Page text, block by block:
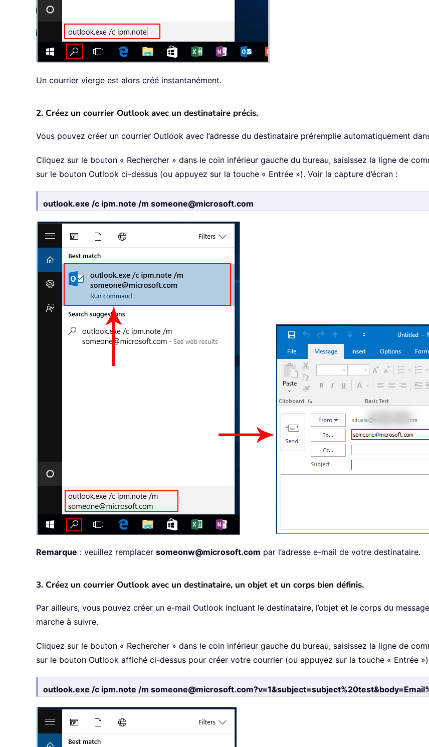
Un courrier vierge est alors créé instantanément.
2. Créez un courrier Outlook avec un destinataire précis.
Vous pouvez créer un courrier Outlook avec l’adresse du destinataire préremplie automatiquement
Cliquez sur le bouton « Rechercher » dans le coin inférieur gauche du bureau, saisissez la ligne de
sur le bouton Outlook ci-dessus (ou appuyez sur la touche « Entrée »). Voir la capture d’écran :
outlook.exe /c ipm.note /m someone@microsoft.com
Remarque : veuillez remplacer someonw@microsoft.com par l’adresse e-mail de votre destinataire.
3. Créez un courrier Outlook avec un destinataire, un objet et un corps bien définis.
Par ailleurs, vous pouvez créer un e-mail Outlook incluant le destinataire, l’objet et le corps du
marche à suivre.
Cliquez sur le bouton « Rechercher » dans le coin inférieur gauche du bureau, saisissez la ligne de
sur le bouton Outlook affiché ci-dessus pour créer votre courrier (ou appuyez sur la touche « Entrée
outlook.exe /c ipm.note /m